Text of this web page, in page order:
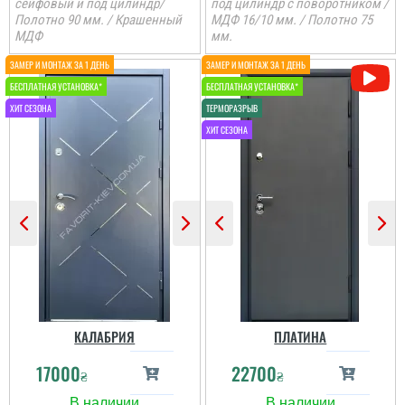
Двері не прийшлось
сейфовый и под цилиндр/
Полотно 90 мм. / Крашенный
МДФ
под цилиндр с поворотником /
МДФ 16/10 мм. / Полотно 75
мм.
КАЛАБРИЯ
17000₴
ПЛАТИНА
22700₴